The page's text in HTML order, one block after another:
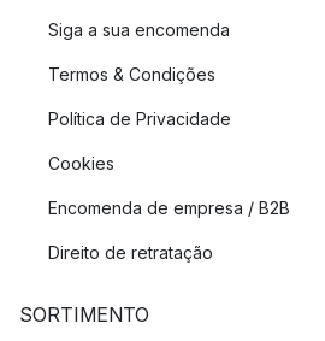
Siga a sua encomenda
Termos & Condições
Política de Privacidade
Cookies
Encomenda de empresa / B2B
Direito de retratação
SORTIMENTO